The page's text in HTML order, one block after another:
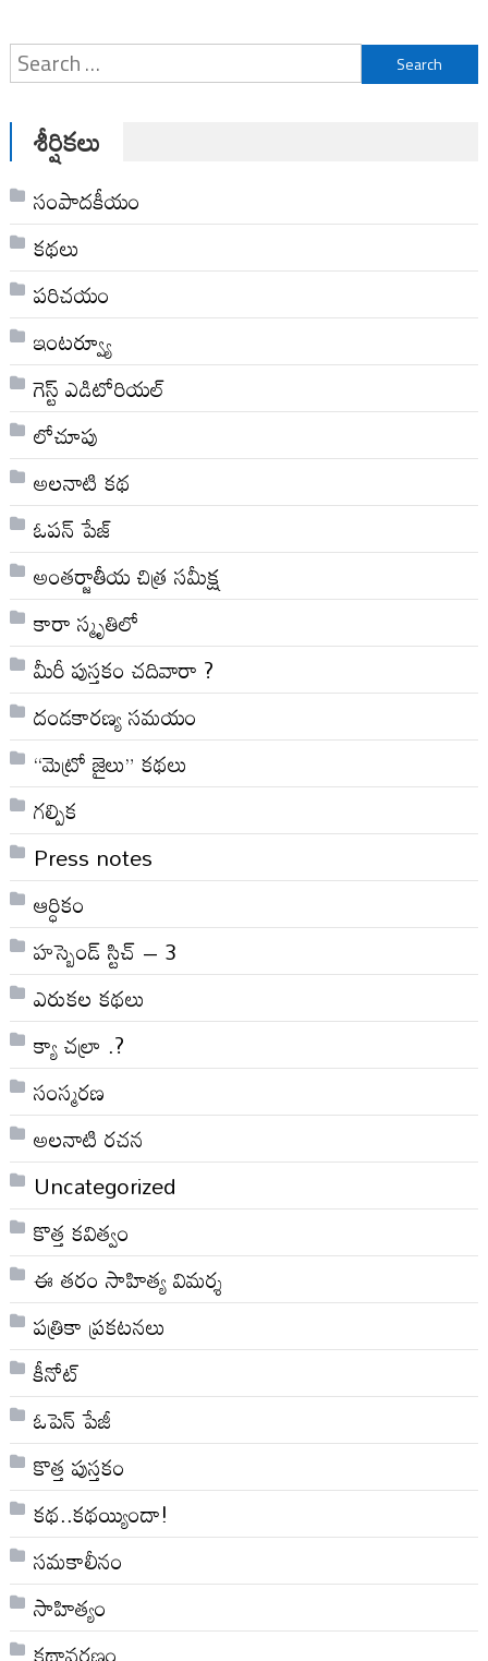
Search
for:
శీర్షికలు
సంపాదకీయం
కథలు
పరిచయం
ఇంటర్వ్యూ
గెస్ట్ ఎడిటోరియల్
లోచూపు
అల‌నాటి క‌థ‌
ఓపన్ పేజ్
అంతర్జాతీయ చిత్ర సమీక్ష
కారా స్మృతిలో
మీరీ పుస్తకం చదివారా ?
దండకారణ్య సమయం
“మెట్రో జైలు” కథలు
గల్పిక
Press notes
ఆర్ధికం
హస్బెండ్ స్టిచ్ – 3
ఎరుకల కథలు
క్యా చల్రా .?
సంస్మరణ
అలనాటి రచన
Uncategorized
కొత్త కవిత్వం
ఈ తరం సాహిత్య విమర్శ
పత్రికా ప్రకటనలు
కీనోట్
ఓపెన్ పేజీ
కొత్త పుస్తకం
కథ..కథయ్యిందా!
సమకాలీనం
సాహిత్యం